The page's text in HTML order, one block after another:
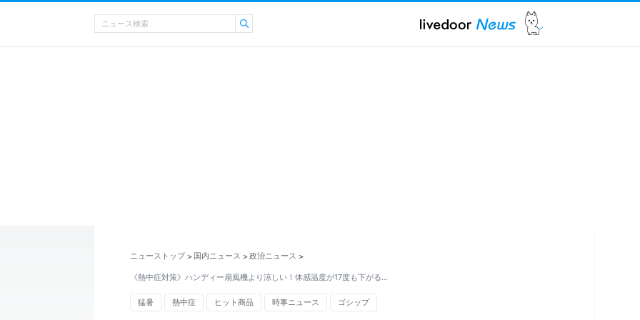
ニューストップ > 国内ニュース > 政治ニュース >
《熱中症対策》ハンディー扇風機より涼しい！体感温度が17度も下がる…
猛暑 熱中症 ヒット商品 時事ニュース ゴシップ